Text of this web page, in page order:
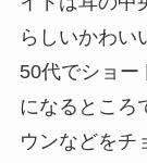
らしいかわい
50代でショー
になるところ
ウンなどをチ